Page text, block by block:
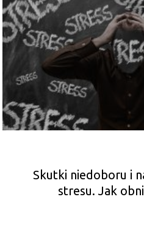
Skutki niedoboru i
stresu. Jak